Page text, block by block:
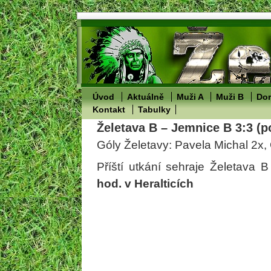
Úvod Aktuálně Muži A Muži B
Kontakt
Tabulky
Želetava B – Jemnice B 3:3
Góly Želetavy: Pavela Michal 2x,
Příští utkání sehraje Želetava
hod. v Heralticích